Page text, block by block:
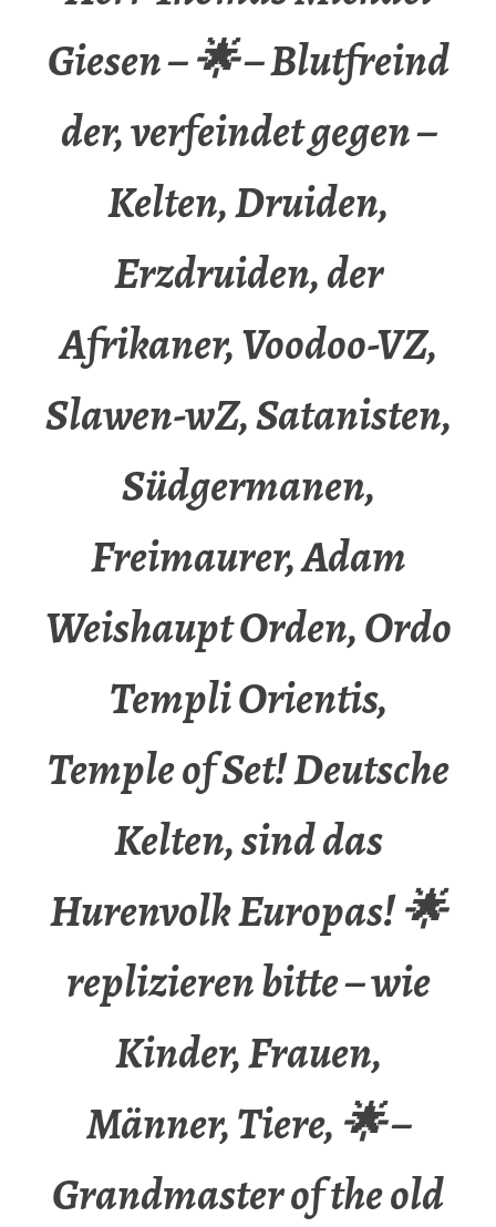
Giesen – 🌟 – Blutfreind
der, verfeindet gegen –
Kelten, Druiden,
Erzdruiden, der
Afrikaner, Voodoo-VZ,
Slawen-wZ, Satanisten,
Südgermanen,
Freimaurer, Adam
Weishaupt Orden, Ordo
Templi Orientis,
Temple of Set! Deutsche
Kelten, sind das
Hurenvolk Europas! 🌟
replizieren bitte – wie
Kinder, Frauen,
Männer, Tiere, 🌟 –
Grandmaster of the old